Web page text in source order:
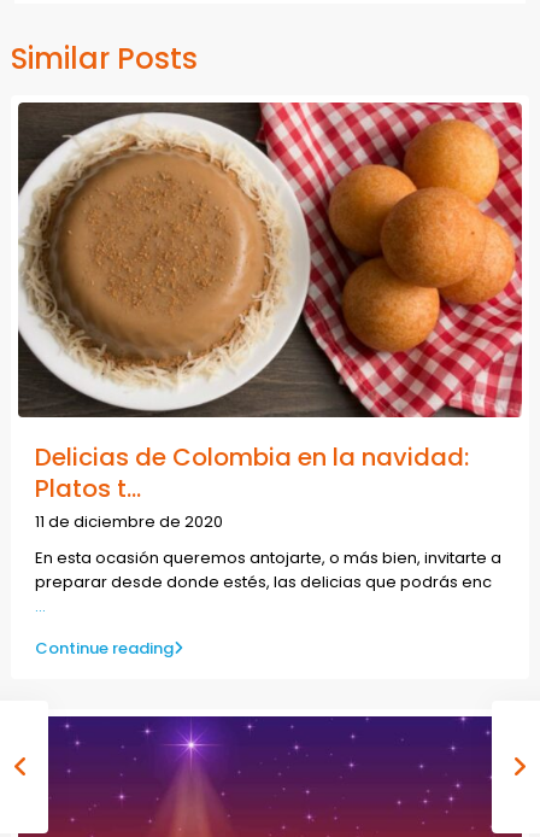
Similar Posts
Delicias de Colombia en la navidad:
Platos t...
11 de diciembre de 2020
En esta ocasión queremos antojarte, o más bien, invitarte a
preparar desde donde estés, las delicias que podrás enc
...
Continue reading